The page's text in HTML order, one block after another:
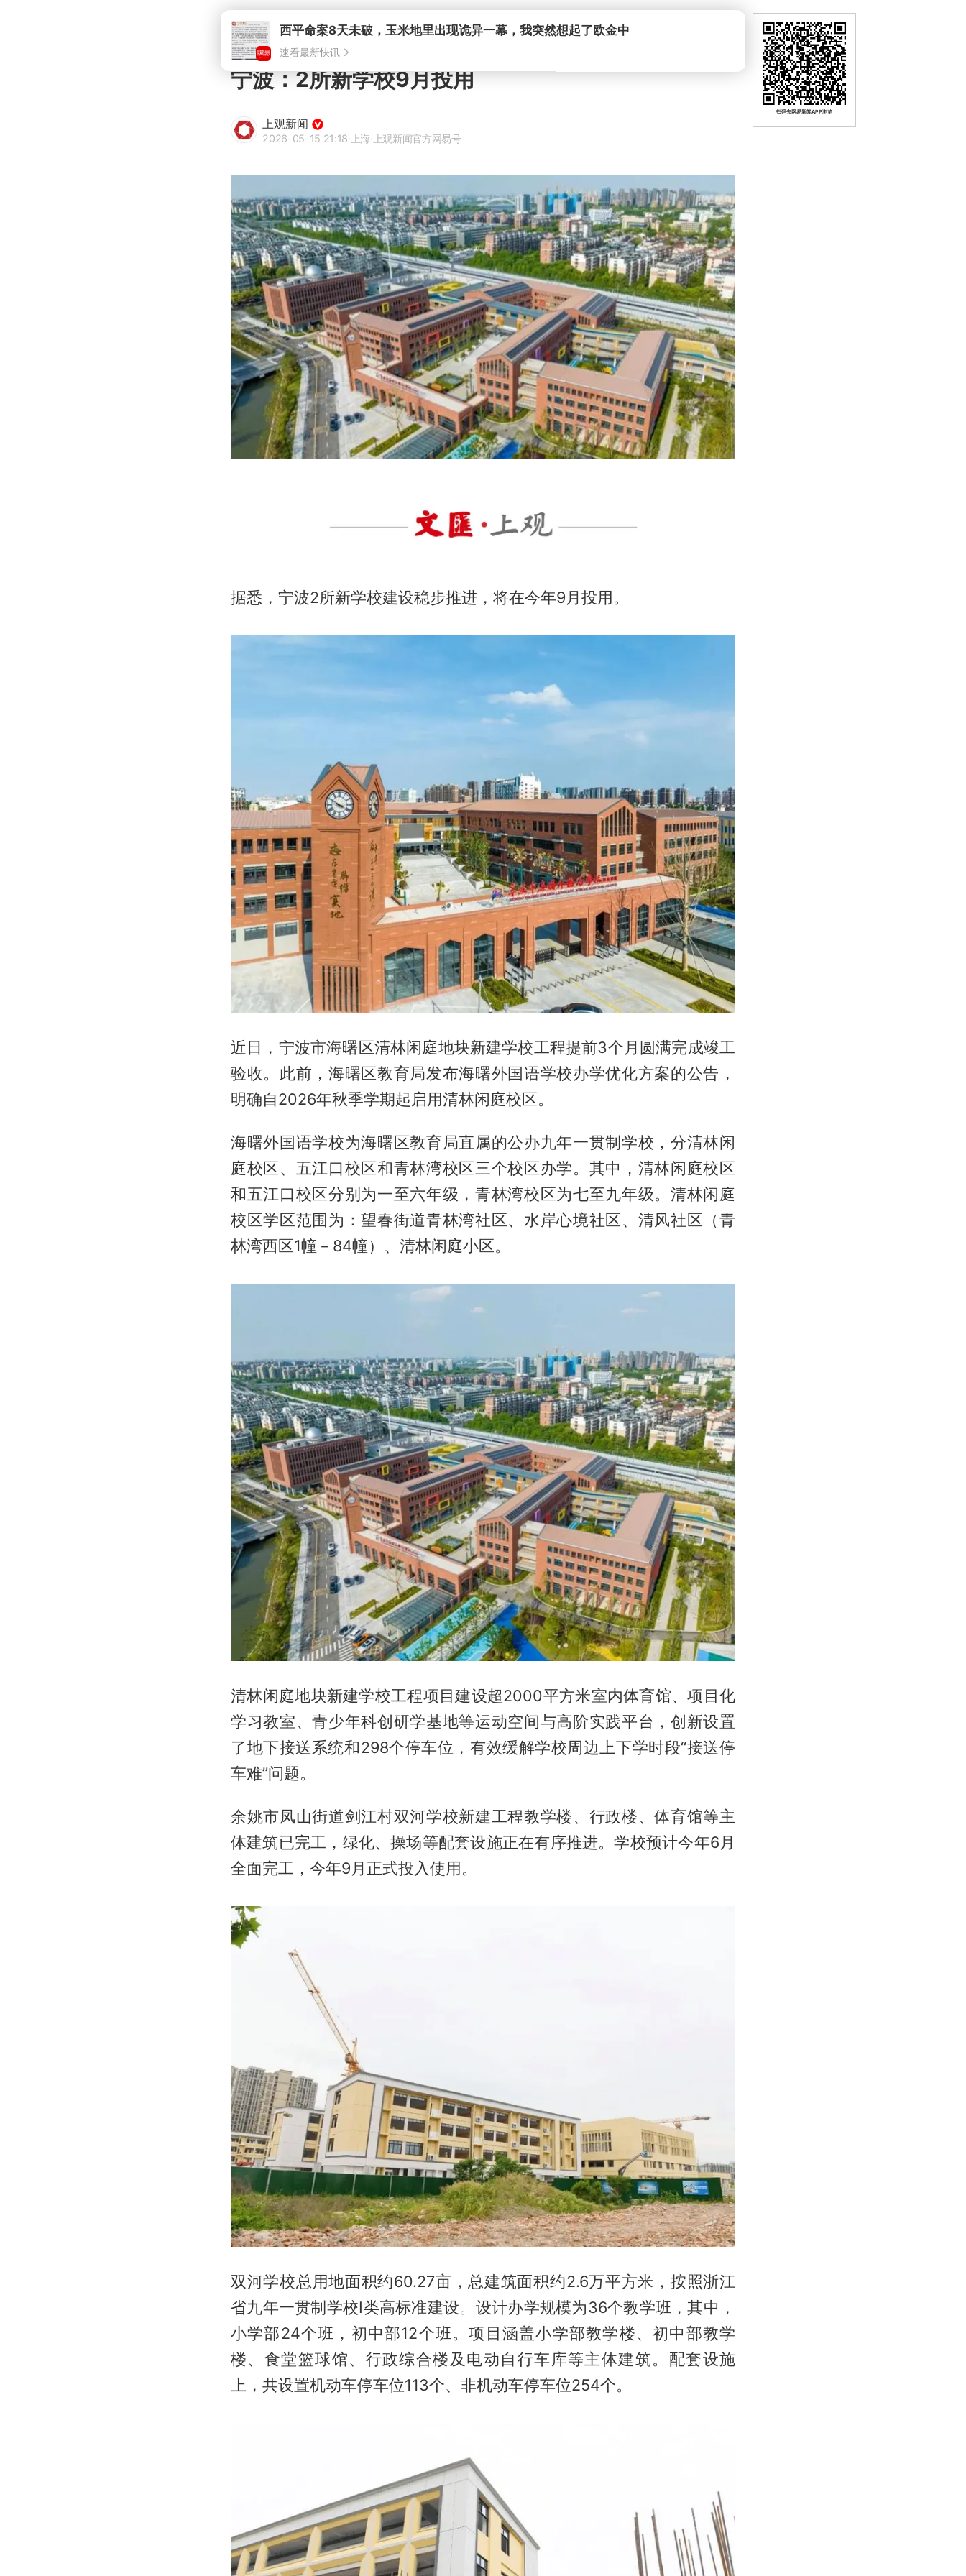
西平命案8天未破，玉米地里出现诡异一幕，我突然想起了欧金中
速看最新快讯
宁波：2所新学校9月投用
上观新闻
2026-05-15 21:18·上海·上观新闻官方网易号
据悉，宁波2所新学校建设稳步推进，将在今年9月投用。
近日，宁波市海曙区清林闲庭地块新建学校工程提前3个月圆满完成竣工
验收。此前，海曙区教育局发布海曙外国语学校办学优化方案的公告，
明确自2026年秋季学期起启用清林闲庭校区。
海曙外国语学校为海曙区教育局直属的公办九年一贯制学校，分清林闲
庭校区、五江口校区和青林湾校区三个校区办学。其中，清林闲庭校区
和五江口校区分别为一至六年级，青林湾校区为七至九年级。清林闲庭
校区学区范围为：望春街道青林湾社区、水岸心境社区、清风社区（青
林湾西区1幢－84幢）、清林闲庭小区。
清林闲庭地块新建学校工程项目建设超2000平方米室内体育馆、项目化
学习教室、青少年科创研学基地等运动空间与高阶实践平台，创新设置
了地下接送系统和298个停车位，有效缓解学校周边上下学时段“接送停
车难”问题。
余姚市凤山街道剑江村双河学校新建工程教学楼、行政楼、体育馆等主
体建筑已完工，绿化、操场等配套设施正在有序推进。学校预计今年6月
全面完工，今年9月正式投入使用。
双河学校总用地面积约60.27亩，总建筑面积约2.6万平方米，按照浙江
省九年一贯制学校Ⅰ类高标准建设。设计办学规模为36个教学班，其中，
小学部24个班，初中部12个班。项目涵盖小学部教学楼、初中部教学
楼、食堂篮球馆、行政综合楼及电动自行车库等主体建筑。配套设施
上，共设置机动车停车位113个、非机动车停车位254个。
扫码去网易新闻APP浏览